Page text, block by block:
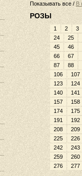
Показывать все / В
РОЗЫ
1 2
3
24
25
45
46
66
67
87
88
106
107
123
124
140
141
157
158
174
175
191
192
208
209
225
226
242
243
259
260
276
277